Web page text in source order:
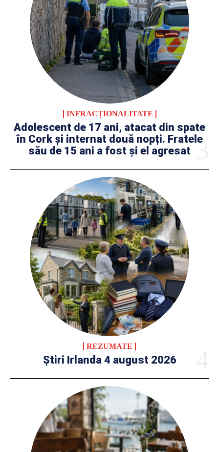
INFRACȚIONALITATE
Adolescent de 17 ani, atacat din spate
în Cork și internat două nopți. Fratele
său de 15 ani a fost și el agresat
REZUMATE
Știri Irlanda 4 august 2026